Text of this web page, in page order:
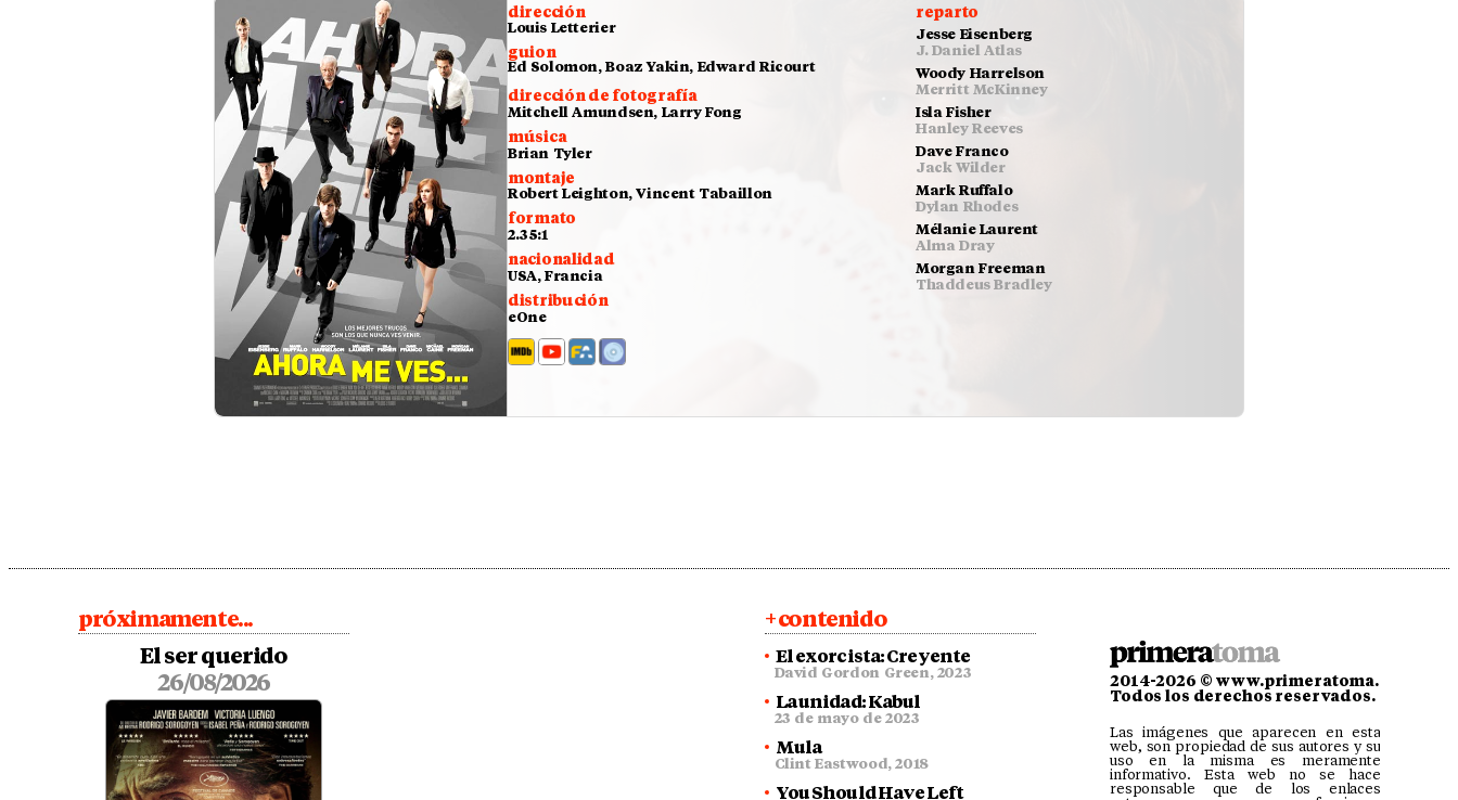
dirección
Louis Letterier
guion
Ed Solomon, Boaz Yakin, Edward Ricourt
dirección de fotografía
Mitchell Amundsen, Larry Fong
música
Brian Tyler
montaje
Robert Leighton, Vincent Tabaillon
formato
2.35:1
nacionalidad
USA, Francia
distribución
eOne
reparto
Jesse Eisenberg
J. Daniel Atlas
Woody Harrelson
Merritt McKinney
Isla Fisher
Hanley Reeves
Dave Franco
Jack Wilder
Mark Ruffalo
Dylan Rhodes
Mélanie Laurent
Alma Dray
Morgan Freeman
Thaddeus Bradley
próximamente...
El ser querido
26/08/2026
+ contenido
El exorcista: Creyente
David Gordon Green, 2023
La unidad: Kabul
23 de mayo de 2023
Mula
Clint Eastwood ,2018
You Should Have Left
2014-2026 © www.primeratoma.es
Todos los derechos reservados.
Las imágenes que aparecen en esta
web, son propiedad de sus autores y su
uso en la misma es meramente
informativo. Esta web no se hace
responsable que de los enlaces